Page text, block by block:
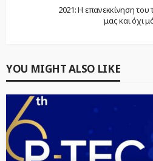
2021: Η επανεκκίνηση
μας και όχι
YOU MIGHT ALSO LIKE